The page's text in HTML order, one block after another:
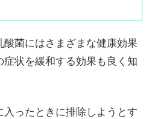
酸菌にはさまざまな健康効果
状を緩和する効果も良く知
ったときに排除しようとす